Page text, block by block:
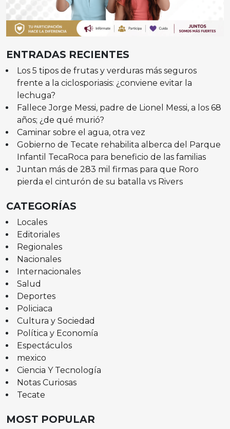
ENTRADAS RECIENTES
Los 5 tipos de frutas y verduras más seguros
frente a la ciclosporiasis: ¿conviene evitar la
lechuga?
Fallece Jorge Messi, padre de Lionel Messi, a los 68
años; ¿de qué murió?
Caminar sobre el agua, otra vez
Gobierno de Tecate rehabilita alberca del Parque
Infantil TecaRoca para beneficio de las familias
Juntan más de 283 mil firmas para que Roro
pierda el cinturón de su batalla vs Rivers
CATEGORÍAS
Locales
Editoriales
Regionales
Nacionales
Internacionales
Salud
Deportes
Policiaca
Cultura y Sociedad
Política y Economía
Espectáculos
mexico
Ciencia Y Tecnología
Notas Curiosas
Tecate
MOST POPULAR